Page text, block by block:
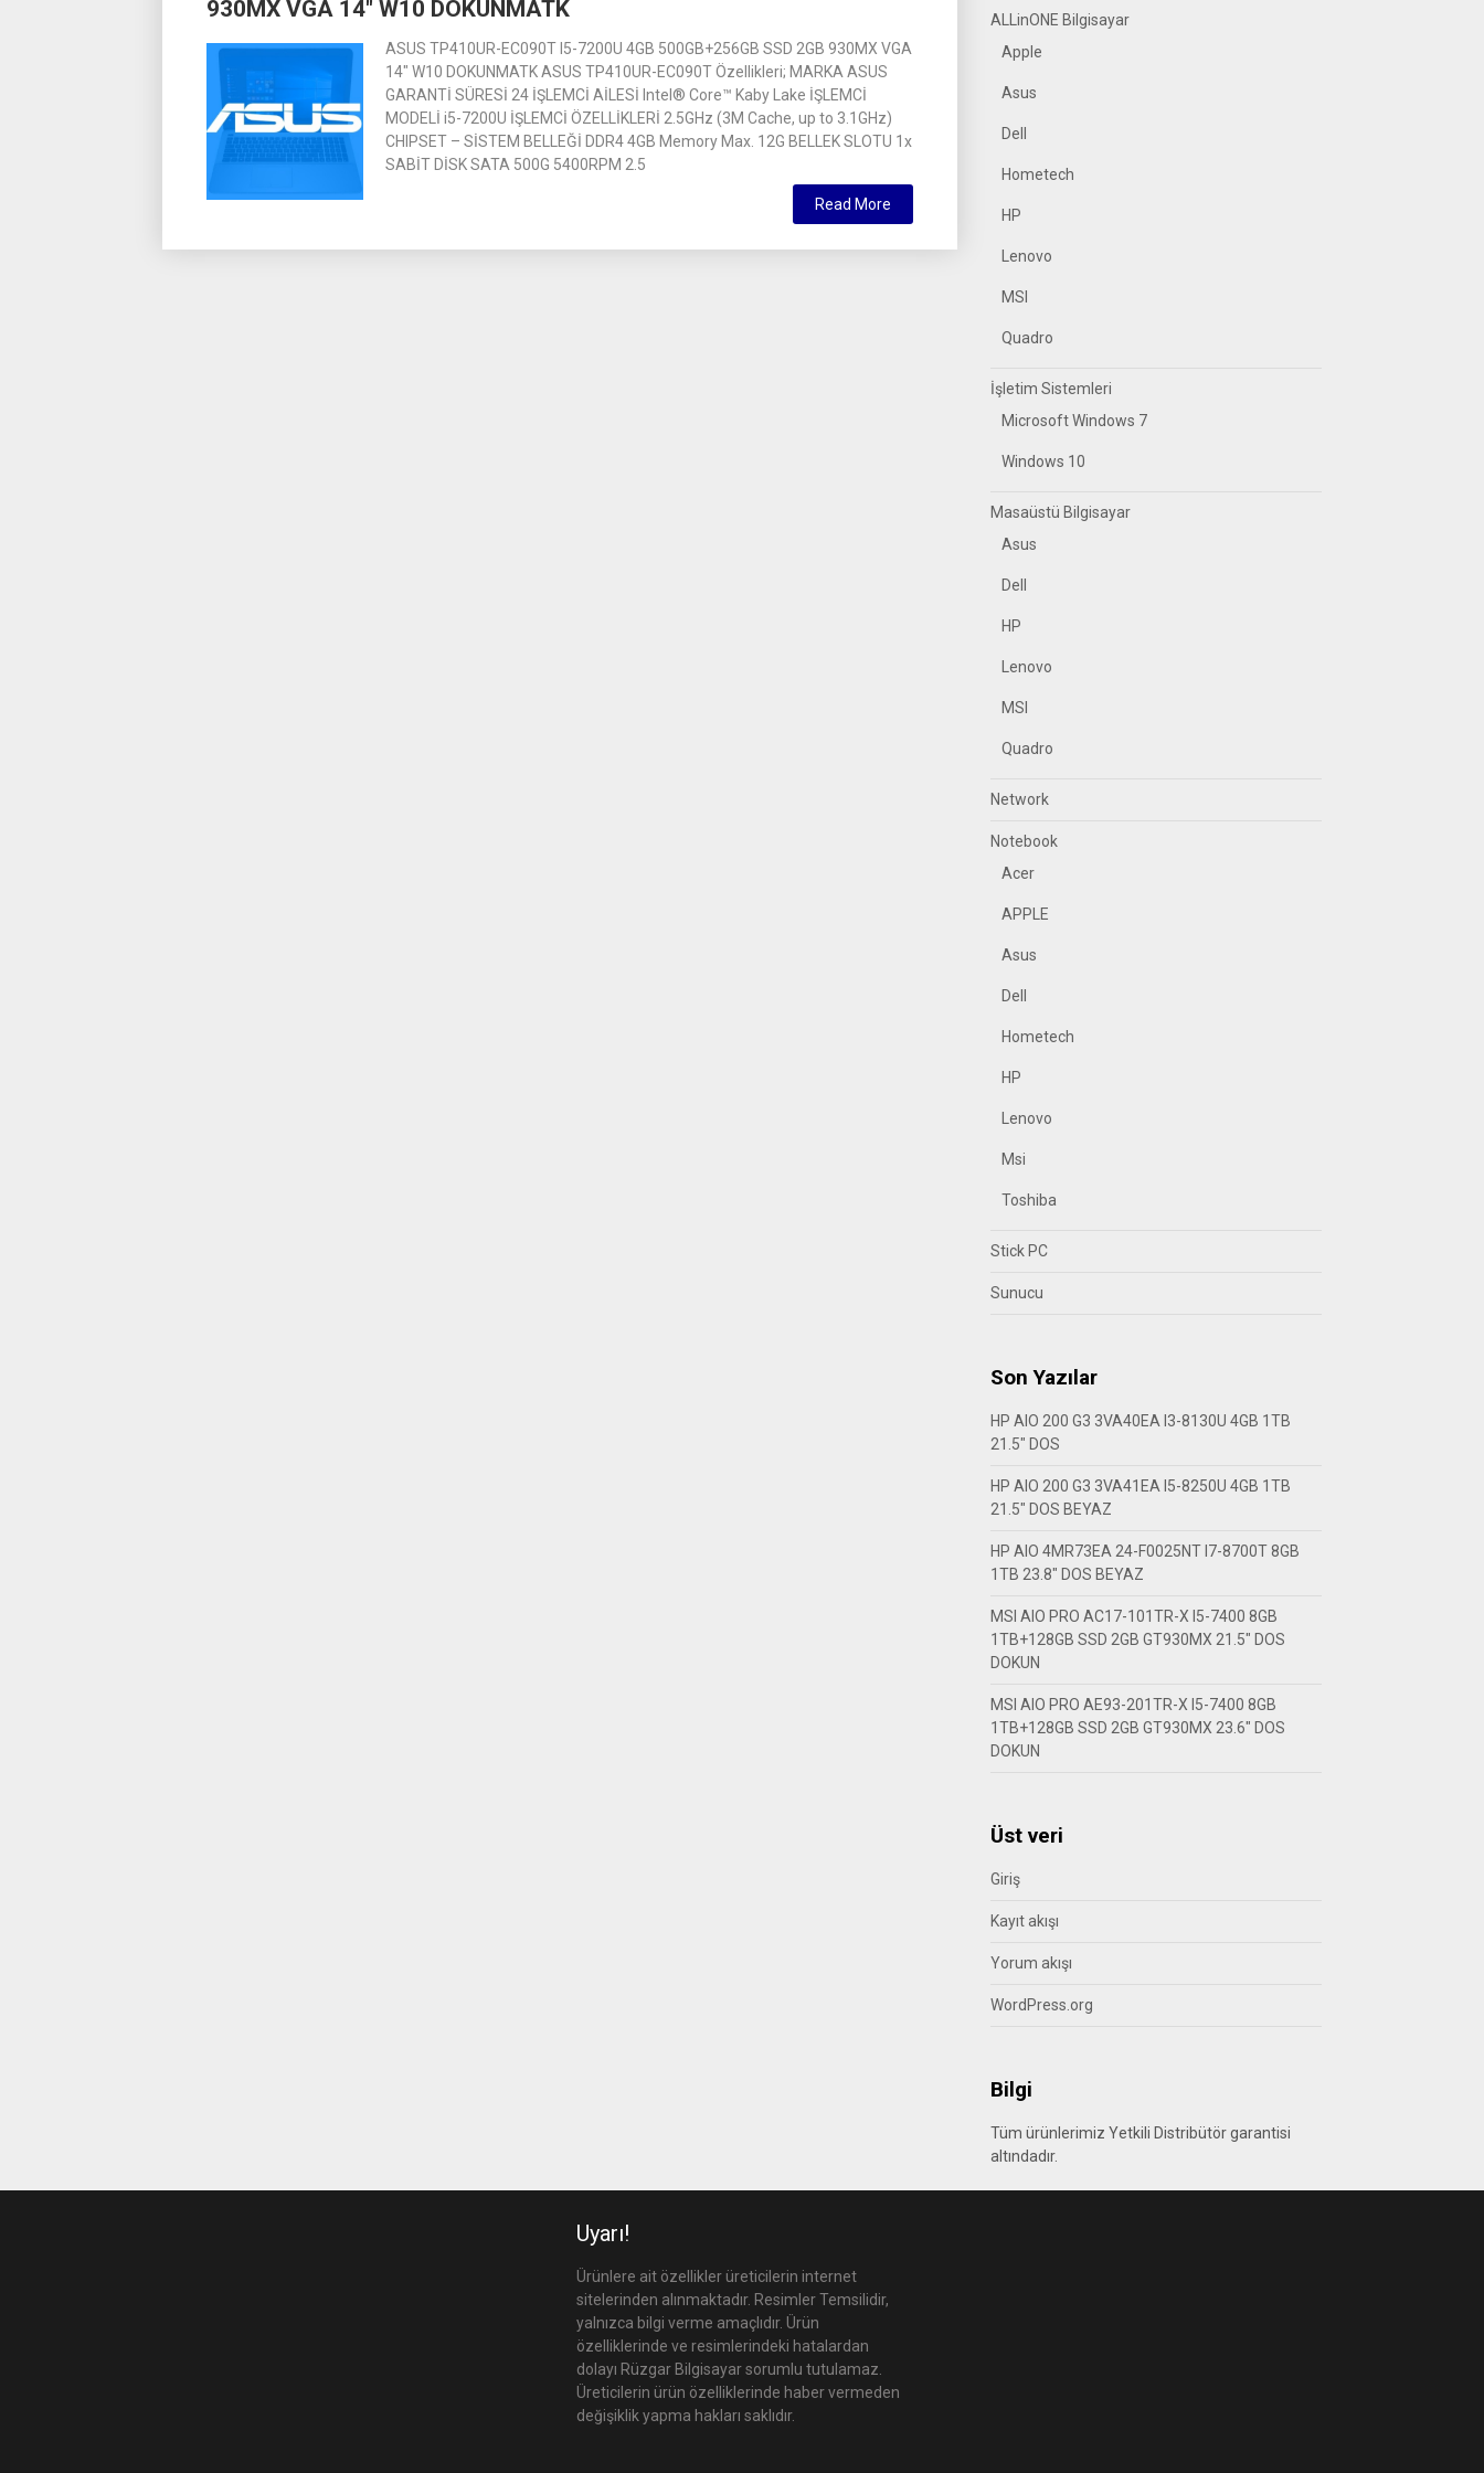
930MX VGA 14″ W10 DOKUNMATK
ASUS TP410UR-EC090T I5-7200U 4GB 500GB+256GB SSD 2GB 930MX VGA
14″ W10 DOKUNMATK ASUS TP410UR-EC090T Özellikleri; MARKA ASUS
GARANTİ SÜRESİ 24 İŞLEMCİ AİLESİ Intel® Core™ Kaby Lake İŞLEMCİ
MODELİ i5-7200U İŞLEMCİ ÖZELLİKLERİ 2.5GHz (3M Cache, up to 3.1GHz)
CHIPSET – SİSTEM BELLEĞİ DDR4 4GB Memory Max. 12G BELLEK SLOTU 1x
SABİT DİSK SATA 500G 5400RPM 2.5
Read More
ALLinONE Bilgisayar
Apple
Asus
Dell
Hometech
HP
Lenovo
MSI
Quadro
İşletim Sistemleri
Microsoft Windows 7
Windows 10
Masaüstü Bilgisayar
Asus
Dell
HP
Lenovo
MSI
Quadro
Network
Notebook
Acer
APPLE
Asus
Dell
Hometech
HP
Lenovo
Msi
Toshiba
Stick PC
Sunucu
Son Yazılar
HP AIO 200 G3 3VA40EA I3-8130U 4GB 1TB
21.5″ DOS
HP AIO 200 G3 3VA41EA I5-8250U 4GB 1TB
21.5″ DOS BEYAZ
HP AIO 4MR73EA 24-F0025NT I7-8700T 8GB
1TB 23.8″ DOS BEYAZ
MSI AIO PRO AC17-101TR-X I5-7400 8GB
1TB+128GB SSD 2GB GT930MX 21.5″ DOS
DOKUN
MSI AIO PRO AE93-201TR-X I5-7400 8GB
1TB+128GB SSD 2GB GT930MX 23.6″ DOS
DOKUN
Üst veri
Giriş
Kayıt akışı
Yorum akışı
WordPress.org
Bilgi
Tüm ürünlerimiz Yetkili Distribütör garantisi
altındadır.
Uyarı!
Ürünlere ait özellikler üreticilerin internet
sitelerinden alınmaktadır. Resimler Temsilidir,
yalnızca bilgi verme amaçlıdır. Ürün
özelliklerinde ve resimlerindeki hatalardan
dolayı Rüzgar Bilgisayar sorumlu tutulamaz.
Üreticilerin ürün özelliklerinde haber vermeden
değişiklik yapma hakları saklıdır.